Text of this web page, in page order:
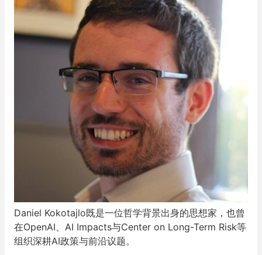
Daniel Kokotajlo既是一位哲学背景出身的思想家，也曾
在OpenAI、AI Impacts与Center on Long-Term Risk等
组织深耕AI政策与前沿议题。